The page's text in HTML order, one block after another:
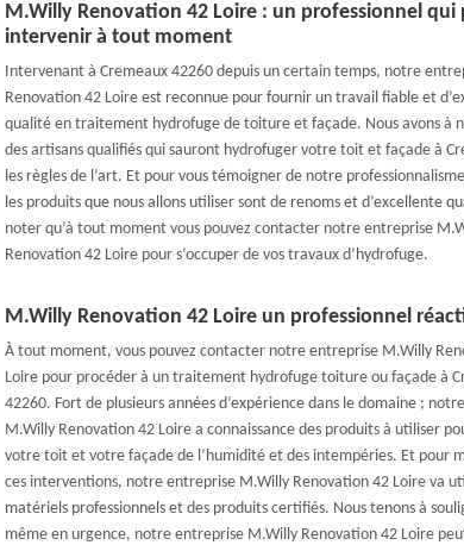
M.Willy Renovation 42 Loire : un professionnel qui
intervenir à tout moment
Intervenant à Cremeaux 42260 depuis un certain temps, notre
Renovation 42 Loire est reconnue pour fournir un travail fiable et
qualité en traitement hydrofuge de toiture et façade. Nous avons à
des artisans qualifiés qui sauront hydrofuger votre toit et façade à
les règles de l’art. Et pour vous témoigner de notre
les produits que nous allons utiliser sont de renoms et d’excellente
noter qu’à tout moment vous pouvez contacter notre entreprise
Renovation 42 Loire pour s’occuper de vos travaux d’hydrofuge.
M.Willy Renovation 42 Loire un professionnel
À tout moment, vous pouvez contacter notre entreprise M.Willy
Loire pour procéder à un traitement hydrofuge toiture ou façade à
42260. Fort de plusieurs années d’expérience dans le domaine ;
M.Willy Renovation 42 Loire a connaissance des produits à utiliser
votre toit et votre façade de l’humidité et des intempéries. Et pour
ces interventions, notre entreprise M.Willy Renovation 42 Loire va
matériels professionnels et des produits certifiés. Nous tenons à
même en urgence, notre entreprise M.Willy Renovation 42 Loire